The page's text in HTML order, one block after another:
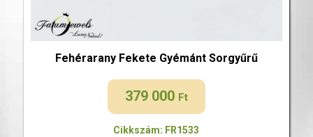
Fehérarany Fekete Gyémánt Sorgyűrű
379 000 Ft
Cikkszám: FR1533